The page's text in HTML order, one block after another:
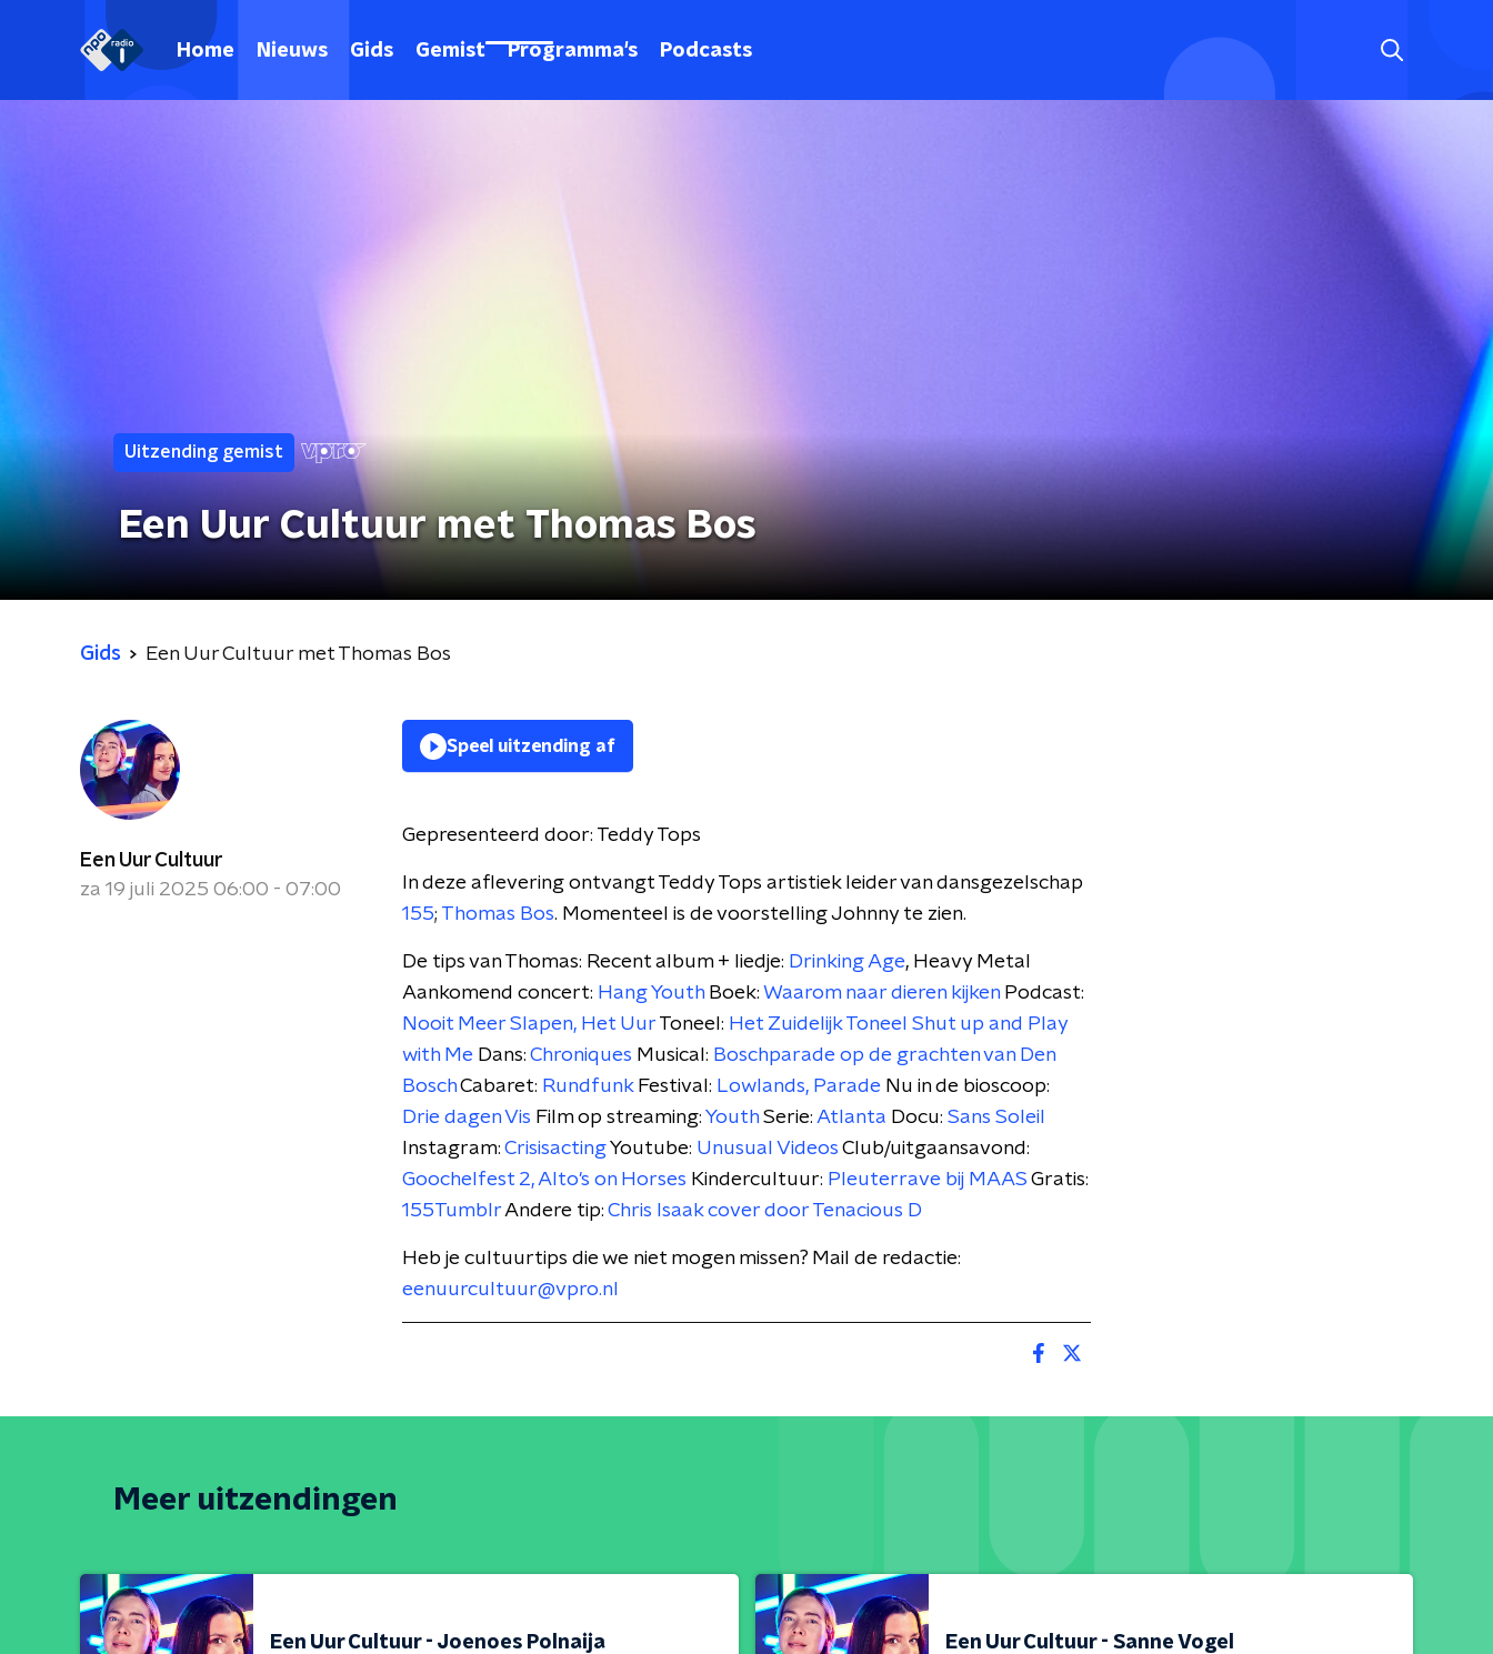
Home Nieuws Gids Gemist Programma's Podcasts
Uitzending gemist
Een Uur Cultuur met Thomas Bos
Gids Een Uur Cultuur met Thomas Bos
Een Uur Cultuur
za 19 juli 2025 06:00 - 07:00
Speel uitzending af
Gepresenteerd door: Teddy Tops
In deze aflevering ontvangt Teddy Tops artistiek leider van dansgezelschap
155; Thomas Bos. Momenteel is de voorstelling Johnny te zien.
De tips van Thomas: Recent album + liedje: Drinking Age, Heavy Metal
Aankomend concert: Hang Youth Boek: Waarom naar dieren kijken Podcast:
Nooit Meer Slapen, Het Uur Toneel: Het Zuidelijk Toneel Shut up and Play
with Me Dans: Chroniques Musical: Boschparade op de grachten van Den
BoschCabaret: RundfunkFestival: Lowlands, Parade Nu in de bioscoop:
Drie dagen Vis Film op streaming: Youth Serie: Atlanta Docu: Sans Soleil
Instagram: CrisisactingYoutube: Unusual Videos Club/uitgaansavond:
Goochelfest 2, Alto's on Horses Kindercultuur: Pleuterrave bij MAAS Gratis:
155TumblrAndere tip: Chris Isaak cover door Tenacious D
Heb je cultuurtips die we niet mogen missen? Mail de redactie:
eenuurcultuur@vpro.nl
Meer uitzendingen
Een Uur Cultuur - Joenoes Polnaija
Een Uur Cultuur - Sanne Vogel